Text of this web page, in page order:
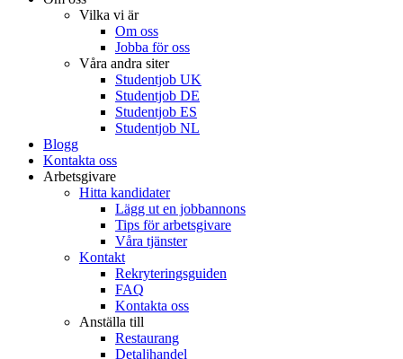
Vilka vi är
Om oss
Jobba för oss
Våra andra siter
Studentjob UK
Studentjob DE
Studentjob ES
Studentjob NL
Blogg
Kontakta oss
Arbetsgivare
Hitta kandidater
Lägg ut en jobbannons
Tips för arbetsgivare
Våra tjänster
Kontakt
Rekryteringsguiden
FAQ
Kontakta oss
Anställa till
Restaurang
Detaljhandel